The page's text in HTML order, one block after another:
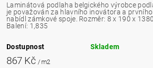
Laminátová podlaha belgického výrobce
je považován za hlavního inovátora a
nabídl zámkové spoje. Rozměr: 8 x 190 x 1380 Zátěžová třída: 32
Balení: 1,835
Dostupnost Skladem
867 Kč / m2